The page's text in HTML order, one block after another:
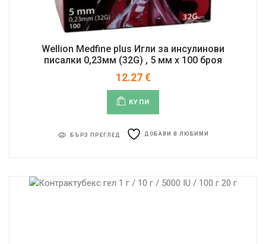
Wellion Medfine plus Игли за инсулинови
писалки 0,23мм (32G) , 5 мм x 100 броя
12.27€
КУПИ
БЪРЗ ПРЕГЛЕД ДОБАВИ В ЛЮБИМИ